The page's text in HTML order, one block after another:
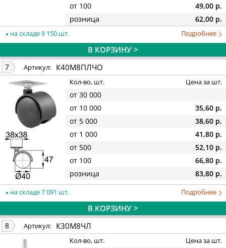
от 100
49,00 р.
розница
62,00 р.
на складе 9 150 шт. Подробнее
В КОРЗИНУ >
7 Артикул: К40М8ПЛЧО
Кол-во, шт. Цена за шт.
от 30 000
от 10 000
35,60 р.
от 5 000
38,60 р.
от 1 000
41,80 р.
от 500
52,10 р.
от 100
66,80 р.
розница
83,80 р.
на складе 7 091 шт. Подробнее
В КОРЗИНУ >
8 Артикул: К30М8ЧЛ
Кол-во, шт. Цена за шт.